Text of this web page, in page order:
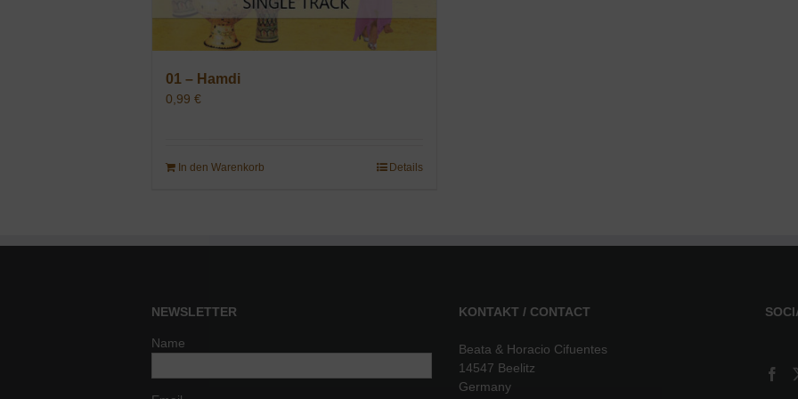
01 – Hamdi
0,99 €
In den Warenkorb Details
NEWSLETTER
Name
KONTAKT / CONTACT
Beata & Horacio Cifuentes
14547 Beelitz
Germany